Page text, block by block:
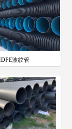
波纹管